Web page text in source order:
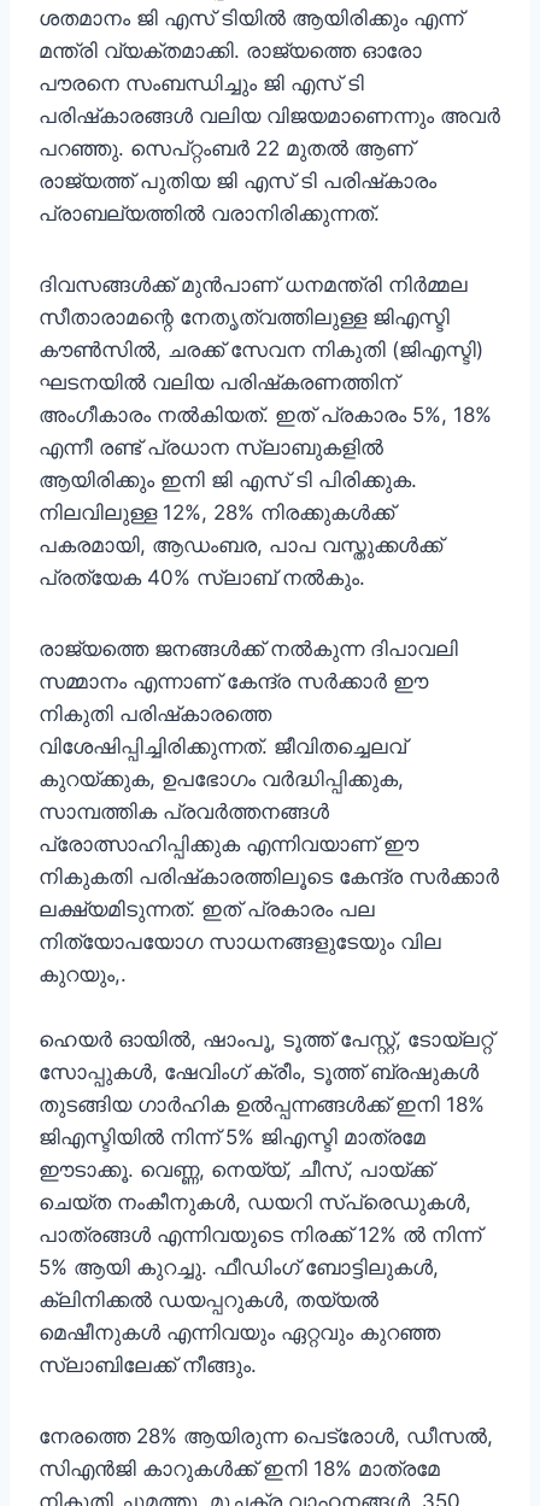
ശതമാനം ജി എസ് ടിയില്‍ ആയിരിക്കും എന്ന്
മന്ത്രി വ്യക്തമാക്കി. രാജ്യത്തെ ഓരോ
പൗരനെ സംബന്ധിച്ചും ജി എസ് ടി
പരിഷ്‌കാരങ്ങള്‍ വലിയ വിജയമാണെന്നും അവര്‍
പറഞ്ഞു. സെപ്റ്റംബര്‍ 22 മുതല്‍ ആണ്
രാജ്യത്ത് പുതിയ ജി എസ് ടി പരിഷ്‌കാരം
പ്രാബല്യത്തില്‍ വരാനിരിക്കുന്നത്.
ദിവസങ്ങള്‍ക്ക് മുന്‍പാണ് ധനമന്ത്രി നിര്‍മ്മല
സീതാരാമന്റെ നേതൃത്വത്തിലുള്ള ജിഎസ്ടി
കൗണ്‍സില്‍, ചരക്ക് സേവന നികുതി (ജിഎസ്ടി)
ഘടനയില്‍ വലിയ പരിഷ്‌കരണത്തിന്
അംഗീകാരം നല്‍കിയത്. ഇത് പ്രകാരം 5%, 18%
എന്നീ രണ്ട് പ്രധാന സ്ലാബുകളില്‍
ആയിരിക്കും ഇനി ജി എസ് ടി പിരിക്കുക.
നിലവിലുള്ള 12%, 28% നിരക്കുകള്‍ക്ക്
പകരമായി, ആഡംബര, പാപ വസ്തുക്കള്‍ക്ക്
പ്രത്യേക 40% സ്ലാബ് നല്‍കും.
രാജ്യത്തെ ജനങ്ങള്‍ക്ക് നല്‍കുന്ന ദിപാവലി
സമ്മാനം എന്നാണ് കേന്ദ്ര സര്‍ക്കാര്‍ ഈ
നികുതി പരിഷ്‌കാരത്തെ
വിശേഷിപ്പിച്ചിരിക്കുന്നത്. ജീവിതച്ചെലവ്
കുറയ്ക്കുക, ഉപഭോഗം വര്‍ദ്ധിപ്പിക്കുക,
സാമ്പത്തിക പ്രവര്‍ത്തനങ്ങള്‍
പ്രോത്സാഹിപ്പിക്കുക എന്നിവയാണ് ഈ
നികുകതി പരിഷ്‌കാരത്തിലൂടെ കേന്ദ്ര സര്‍ക്കാര്‍
ലക്ഷ്യമിടുന്നത്. ഇത് പ്രകാരം പല
നിത്യോപയോഗ സാധനങ്ങളുടേയും വില
കുറയും,.
ഹെയര്‍ ഓയില്‍, ഷാംപൂ, ടൂത്ത് പേസ്റ്റ്, ടോയ്ലറ്റ്
സോപ്പുകള്‍, ഷേവിംഗ് ക്രീം, ടൂത്ത് ബ്രഷുകള്‍
തുടങ്ങിയ ഗാര്‍ഹിക ഉല്‍പ്പന്നങ്ങള്‍ക്ക് ഇനി 18%
ജിഎസ്ടിയില്‍ നിന്ന് 5% ജിഎസ്ടി മാത്രമേ
ഈടാക്കൂ. വെണ്ണ, നെയ്യ്, ചീസ്, പായ്ക്ക്
ചെയ്ത നംകീനുകള്‍, ഡയറി സ്‌പ്രെഡുകള്‍,
പാത്രങ്ങള്‍ എന്നിവയുടെ നിരക്ക് 12% ല്‍ നിന്ന്
5% ആയി കുറച്ചു. ഫീഡിംഗ് ബോട്ടിലുകള്‍,
ക്ലിനിക്കല്‍ ഡയപ്പറുകള്‍, തയ്യല്‍
മെഷീനുകള്‍ എന്നിവയും ഏറ്റവും കുറഞ്ഞ
സ്ലാബിലേക്ക് നീങ്ങും.
നേരത്തെ 28% ആയിരുന്ന പെട്രോള്‍, ഡീസല്‍,
സിഎന്‍ജി കാറുകള്‍ക്ക് ഇനി 18% മാത്രമേ